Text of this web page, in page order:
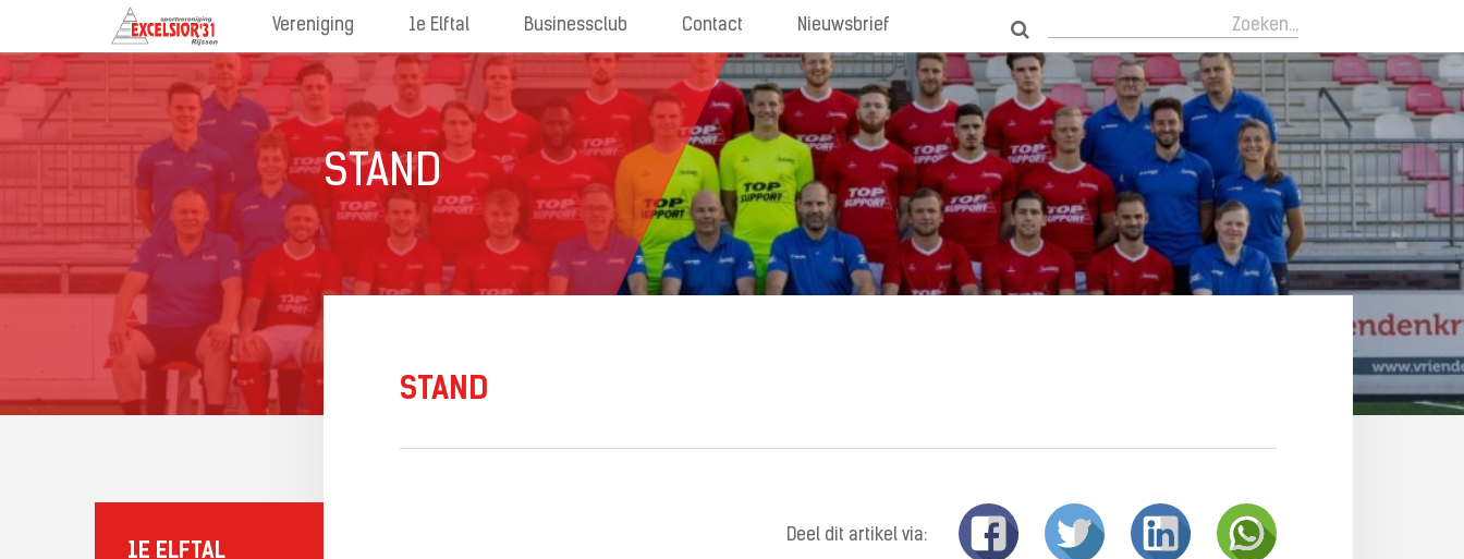
Vereniging 1e Elftal Businessclub Contact Nieuwsbrief Zoeken...
STAND
1E ELFTAL
STAND
Deel dit artikel via: